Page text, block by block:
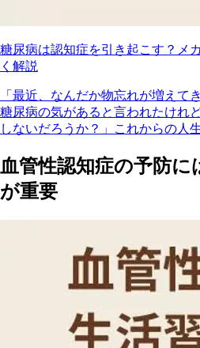
糖尿病は認知症を引き起こす？メ
く解説
「最近、なんだか物忘れが増えて
糖尿病の気があると言われたけれ
しないだろうか？」これからの人
血管性認知症の予防に
が重要